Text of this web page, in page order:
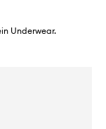
Underwear.